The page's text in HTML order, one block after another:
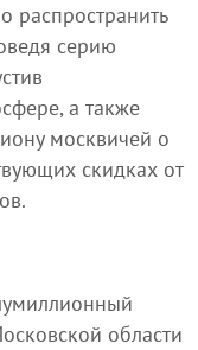
распространить
серию
а также
москвичей о
скидках от
области